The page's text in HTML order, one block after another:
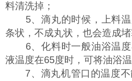
料清洗掉；
5、滴丸的时候，上料温
条状，不成丸状，也会造成堵
6、化料时一般油浴温度
液温度在65度时，可将油浴
7、滴丸机管口的温度不